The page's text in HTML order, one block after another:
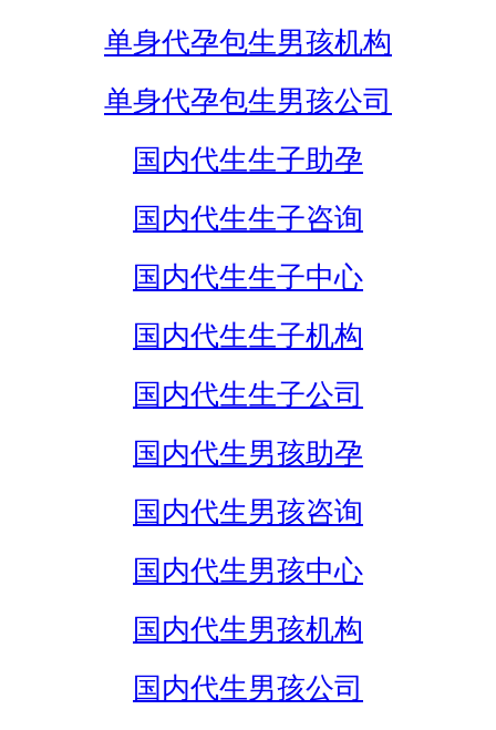
单身代孕包生男孩机构
单身代孕包生男孩公司
国内代生生子助孕
国内代生生子咨询
国内代生生子中心
国内代生生子机构
国内代生生子公司
国内代生男孩助孕
国内代生男孩咨询
国内代生男孩中心
国内代生男孩机构
国内代生男孩公司